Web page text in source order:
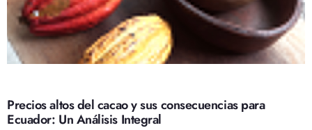
Precios altos del cacao y sus consecuencias para
Ecuador: Un Análisis Integral